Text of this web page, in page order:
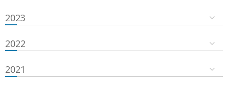
2023
2022
2021